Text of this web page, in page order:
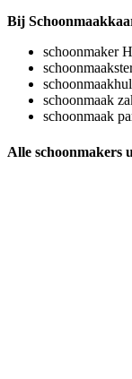
Bij
schoonmaker
schoonmaak
schoonmaak
Alle schoonmakers